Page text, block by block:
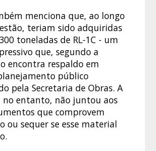
menciona que, ao longo
teriam sido adquiridas
toneladas de RL-1C - um
que, segundo a
encontra respaldo em
público
pela Secretaria de Obras. A
no entanto, não juntou aos
que comprovem
ou sequer se esse material